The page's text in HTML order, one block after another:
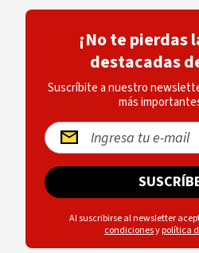
¡No te pierdas
destacadas
Suscríbite a nuestro
más
Al suscribirse al newsletter
condicionesypolítica